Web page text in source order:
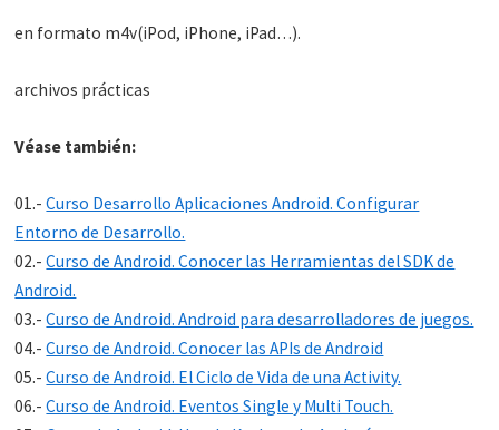
en formato m4v(iPod, iPhone, iPad…).
archivos prácticas
Véase también:
01.-Curso Desarrollo Aplicaciones Android. Configurar
Entorno de Desarrollo.
02.-Curso de Android. Conocer las Herramientas del SDK de
Android.
03.-Curso de Android. Android para desarrolladores de juegos.
04.-Curso de Android. Conocer las APIs de Android
05.-Curso de Android. El Ciclo de Vida de una Activity.
06.-Curso de Android. Eventos Single y Multi Touch.